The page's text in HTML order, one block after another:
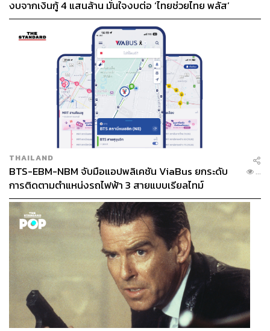
งบจากเงินกู้ 4 แสนล้าน มั่นใจงบต่อ ‘ไทยช่วยไทย พลัส’
เฟส 2 มีเพียงพอ
THAILAND
BTS-EBM-NBM จับมือแอปพลิเคชัน ViaBus ยกระดับ
การติดตามตำแหน่งรถไฟฟ้า 3 สายแบบเรียลไทม์
...